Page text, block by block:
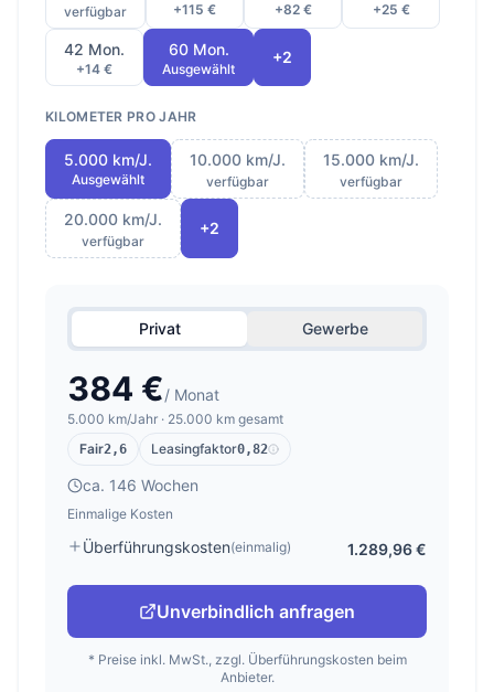
verfügbar +115 € +82 € +25 €
42 Mon.
+14 €
60 Mon.
Ausgewählt
+2
KILOMETER PRO JAHR
5.000 km/J.
Ausgewählt
10.000 km/J.
verfügbar
15.000 km/J.
verfügbar
20.000 km/J.
verfügbar
+2
Privat Gewerbe
384 €/ Monat
5.000 km/Jahr · 25.000 km gesamt
Fair2,6 Leasingfaktor0,82
ca. 146 Wochen
Einmalige Kosten
Überführungskosten(einmalig) 1.289,96 €
Unverbindlich anfragen
* Preise inkl. MwSt., zzgl. Überführungskosten beim
Anbieter.